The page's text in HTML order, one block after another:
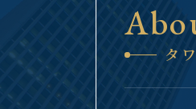
タ